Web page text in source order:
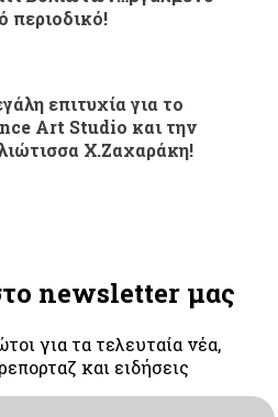
περιοδικό!
επιτυχία για το
Art Studio και την
Χ.Ζαχαράκη!
newsletter μας
για τα τελευταία νέα,
και ειδήσεις